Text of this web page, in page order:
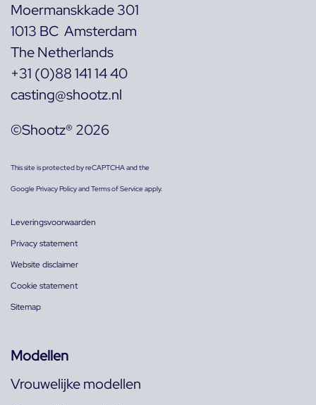
Moermanskkade 301
1013 BC Amsterdam
The Netherlands
+31 (0)88 141 14 40
casting@shootz.nl
©Shootz® 2026
This site is protected by reCAPTCHA and the
GooglePrivacy PolicyandTerms of Serviceapply.
Leveringsvoorwaarden
Privacy statement
Website disclaimer
Cookie statement
Sitemap
Modellen
Vrouwelijke modellen